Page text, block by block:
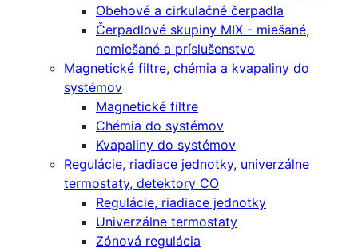
Obehové a cirkulačné čerpadla
Čerpadlové skupiny MIX - miešané,
nemiešané a príslušenstvo
Magnetické filtre, chémia a kvapaliny do
systémov
Magnetické filtre
Chémia do systémov
Kvapaliny do systémov
Regulácie, riadiace jednotky, univerzálne
termostaty, detektory CO
Regulácie, riadiace jednotky
Univerzálne termostaty
Zónová regulácia